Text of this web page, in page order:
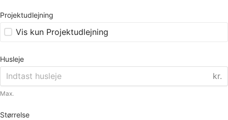
Projektudlejning
Vis kun Projektudlejning
Husleje
kr.
Max.
Størrelse